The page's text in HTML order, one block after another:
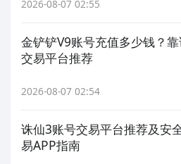
2026-08-07 02:55
金铲铲V9账号充值多少钱？
交易平台推荐
2026-08-07 02:54
诛仙3账号交易平台推荐及安
易APP指南